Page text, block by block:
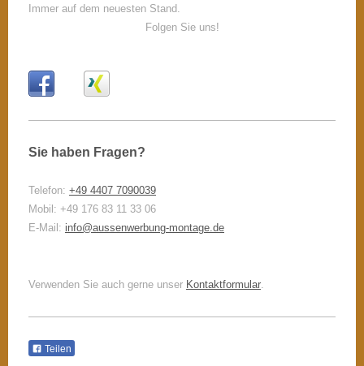
Immer auf dem neuesten Stand.
Folgen Sie uns!
Sie haben Fragen?
Telefon: +49 4407 7090039
Mobil: +49 176 83 11 33 06
E-Mail: info@aussenwerbung-montage.de
Verwenden Sie auch gerne unser Kontaktformular
Teilen